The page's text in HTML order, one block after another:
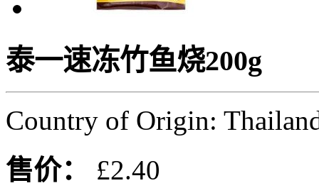
泰一速冻竹鱼烧200g
Country of Origin:
售价：
£2.40